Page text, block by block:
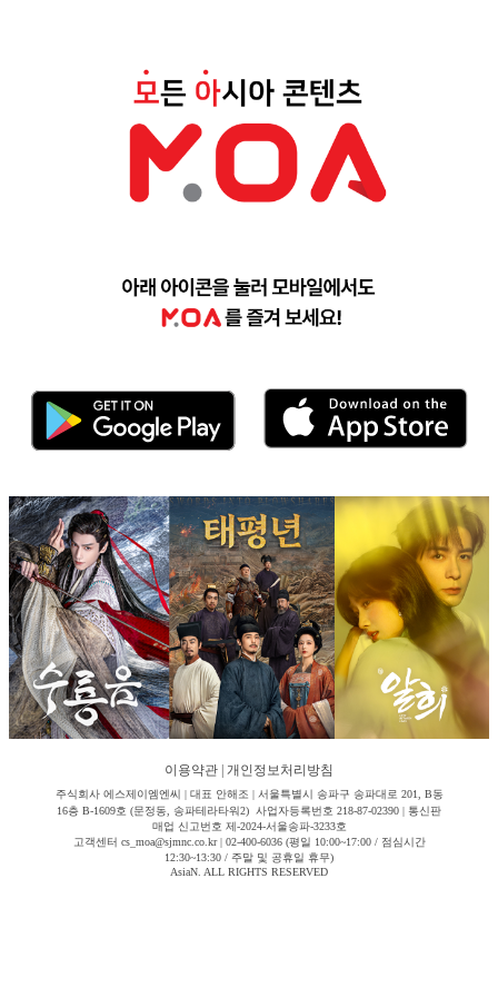
이용약관 개인정보처리방침
주식회사 에스제이엠엔씨 | 대표 안해조 | 서울특별시 송파구 송파대로 201, B동
16층 B-1609호 (문정동, 송파테라타워2) 사업자등록번호 218-87-02390 | 통신판
매업 신고번호 제-2024-서울송파-3233호
고객센터 cs_moa@sjmnc.co.kr | 02-400-6036 (평일 10:00~17:00 / 점심시간
12:30~13:30 / 주말 및 공휴일 휴무)
AsiaN. ALL RIGHTS RESERVED